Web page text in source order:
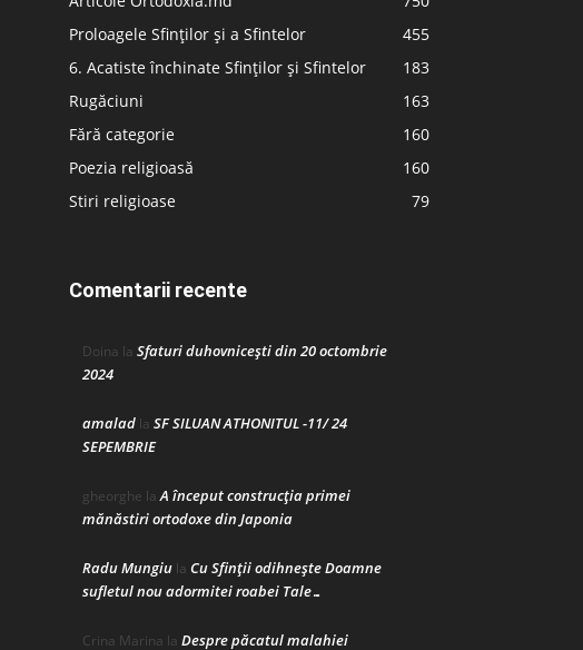
Proloagele Sfinților și a Sfintelor
455
6. Acatiste închinate Sfinților și Sfintelor
183
Rugăciuni
163
Fără categorie
160
Poezia religioasă
160
Stiri religioase
79
Comentarii recente
Doina la Sfaturi duhovnicești din 20 octombrie
2024
amalad la SF SILUAN ATHONITUL -11/ 24
SEPEMBRIE
gheorghe laA început construcţia primei
mănăstiri ortodoxe din Japonia
Radu Mungiu la Cu Sfinții odihnește Doamne
sufletul nou adormitei roabei Tale…
Crina Marina la Despre păcatul malahiei